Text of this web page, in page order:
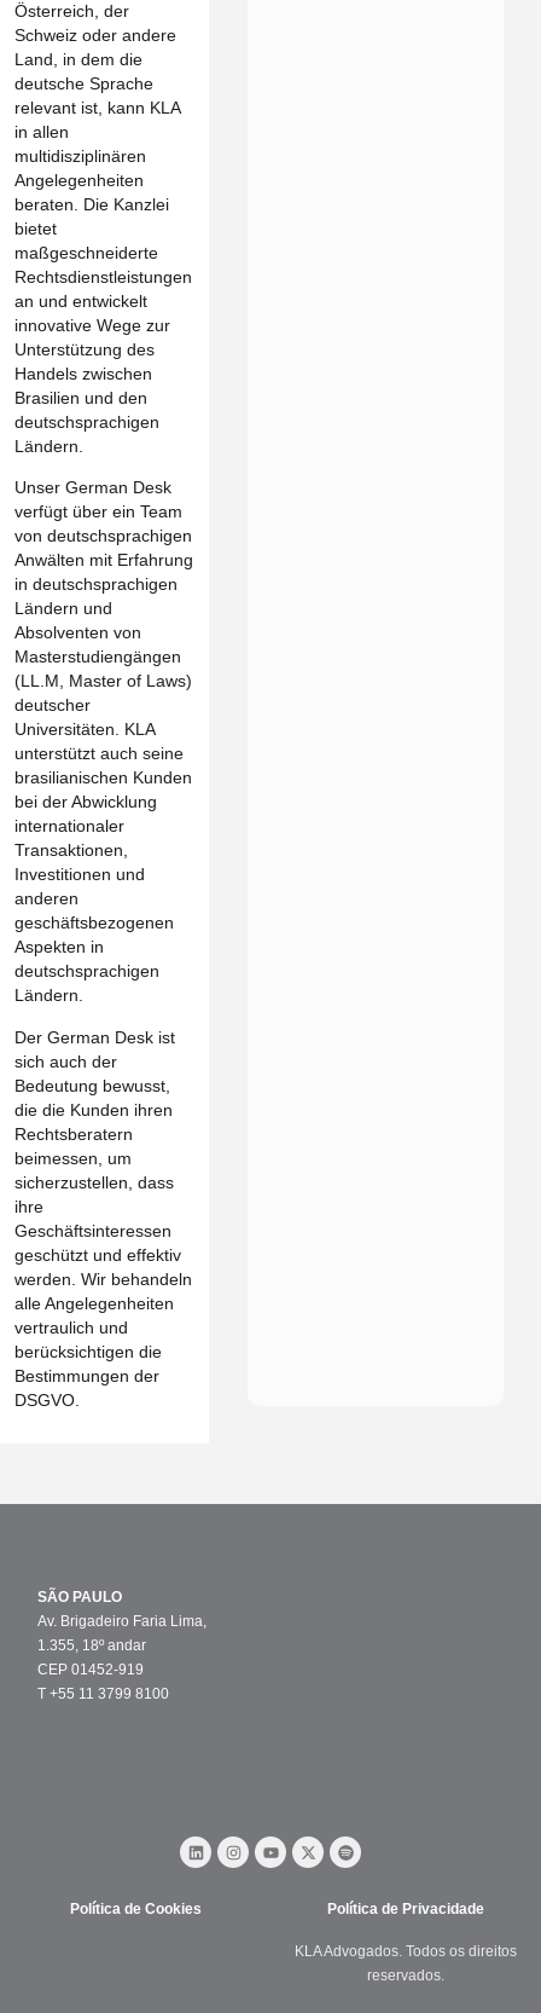
Österreich, der
Schweiz oder andere
Land, in dem die
deutsche Sprache
relevant ist, kann KLA
in allen
multidisziplinären
Angelegenheiten
beraten. Die Kanzlei
bietet
maßgeschneiderte
Rechtsdienstleistungen
an und entwickelt
innovative Wege zur
Unterstützung des
Handels zwischen
Brasilien und den
deutschsprachigen
Ländern.
Unser German Desk
verfügt über ein Team
von deutschsprachigen
Anwälten mit Erfahrung
in deutschsprachigen
Ländern und
Absolventen von
Masterstudiengängen
(LL.M, Master of Laws)
deutscher
Universitäten. KLA
unterstützt auch seine
brasilianischen Kunden
bei der Abwicklung
internationaler
Transaktionen,
Investitionen und
anderen
geschäftsbezogenen
Aspekten in
deutschsprachigen
Ländern.
Der German Desk ist
sich auch der
Bedeutung bewusst,
die die Kunden ihren
Rechtsberatern
beimessen, um
sicherzustellen, dass
ihre
Geschäftsinteressen
geschützt und effektiv
werden. Wir behandeln
alle Angelegenheiten
vertraulich und
berücksichtigen die
Bestimmungen der
DSGVO.
SÃO PAULO
Av. Brigadeiro Faria Lima,
1.355, 18º andar
CEP 01452-919
T +55 11 3799 8100
Política de Cookies Política de Privacidade
KLA Advogados. Todos os direitos
reservados.